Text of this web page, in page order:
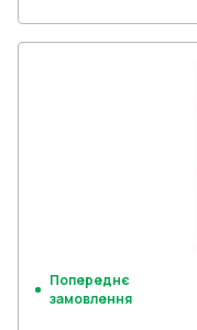
Попереднє
замовлення